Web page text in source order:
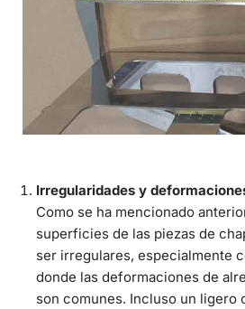
Irregularidades y
Como se ha mencionado
superficies de las piezas de
ser irregulares, especialmente
donde las deformaciones de
son comunes. Incluso un ligero